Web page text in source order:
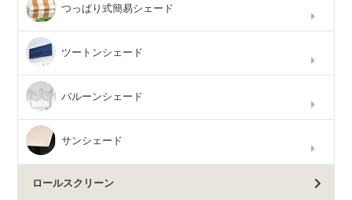
つっぱり式簡易シェード
ツートンシェード
バルーンシェード
サンシェード
ロールスクリーン